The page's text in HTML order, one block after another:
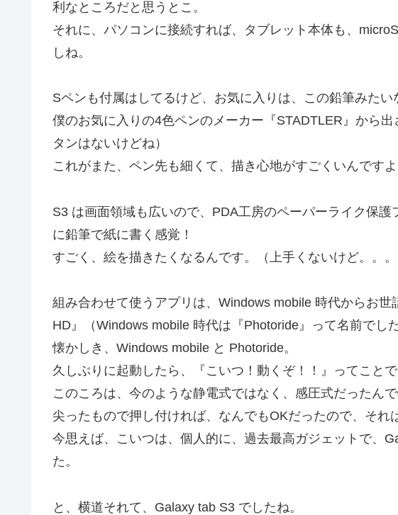
利なところだと思うとこ。
それに、パソコンに接続すれば、タブレット本体も、
しね。
Sペンも付属はしてるけど、お気に入りは、この鉛筆みたい
僕のお気に入りの4色ペンのメーカー『STADTLER』から
タンはないけどね）
これがまた、ペン先も細くて、描き心地がすごくいんですよ
S3 は画面領域も広いので、PDA工房のペーパーライク保護
に鉛筆で紙に書く感覚！
すごく、絵を描きたくなるんです。（上手くないけど。。。
組み合わせて使うアプリは、Windows mobile 時代からお世
HD』（Windows mobile 時代は『Photoride』って名前でした
懐かしき、Windows mobile と Photoride。
久しぶりに起動したら、『こいつ！動くぞ！！』ってことで
このころは、今のような静電式ではなく、感圧式だったん
尖ったもので押し付ければ、なんでもOKだったので、それ
今思えば、こいつは、個人的に、過去最高ガジェットで、
た。
と、横道それて、Galaxy tab S3 でしたね。